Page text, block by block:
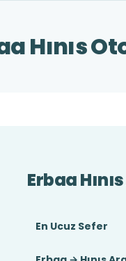
Hınıs
Erbaa
En Ucuz Sefer